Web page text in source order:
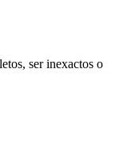
ser inexactos o